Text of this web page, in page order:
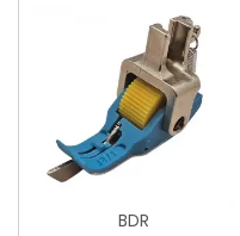
BDR